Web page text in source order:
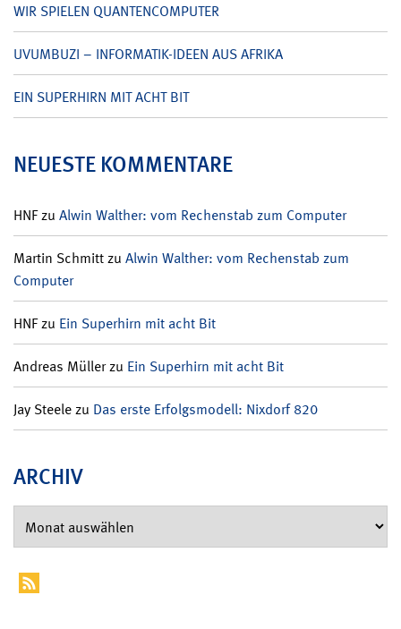
WIR SPIELEN QUANTENCOMPUTER
UVUMBUZI – INFORMATIK-IDEEN AUS AFRIKA
EIN SUPERHIRN MIT ACHT BIT
NEUESTE KOMMENTARE
HNFzu Alwin Walther: vom Rechenstab zum Computer
Martin Schmittzu Alwin Walther: vom Rechenstab zum
Computer
HNFzu Ein Superhirn mit acht Bit
Andreas Müllerzu Ein Superhirn mit acht Bit
Jay Steelezu Das erste Erfolgsmodell: Nixdorf 820
ARCHIV